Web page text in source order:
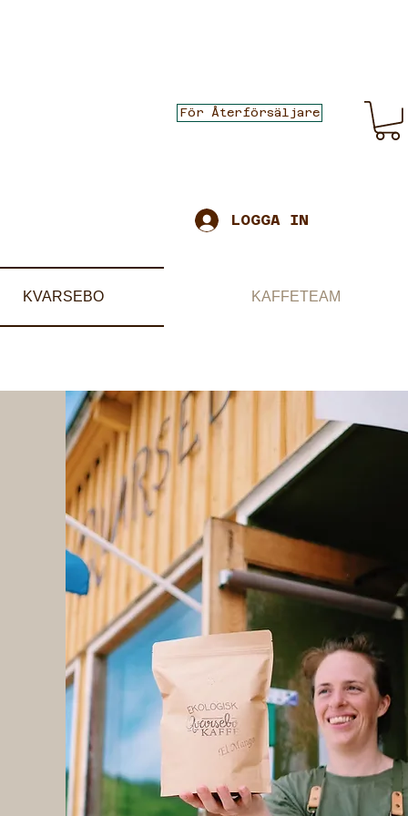
För Återförsäljare
LOGGA IN
KVARSEBO KAFFETEAM